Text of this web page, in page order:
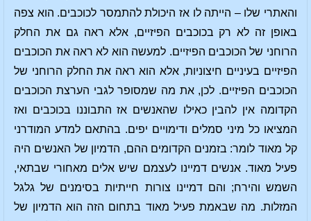
והאתרי שלו – הייתה לו אז היכולת להתמסר לכוכבים. הוא צפה
באופן זה לא רק בכוכבים הפיזיים, אלא ראה גם את החלק
הרוחני של הכוכבים הפיזיים. למעשה הוא לא ראה את הכוכבים
הפיזיים בעיניים חיצוניות, אלא הוא ראה את החלק הרוחני של
הכוכבים הפיזיים. לכן, את מה שמסופר לגבי הערצת הכוכבים
הקדומה אין להבין כאילו שהאנשים אז התבוננו בכוכבים ואז
המציאו כל מיני סמלים ודימויים יפים. בהתאם למדע המודרני
קל מאוד לומר: בזמנים הקדומים ההם, הדמיון של האנשים היה
פעיל מאוד. אנשים דמיינו לעצמם שיש אלים מאחורי שבתאי,
השמש והירח; והם דמיינו צורות חייתיות בסימנים של גלגל
המזלות. מה שבאמת פעיל מאוד בתחום הזה הוא הדמיון של